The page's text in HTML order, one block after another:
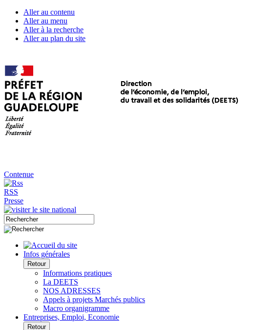
Aller au contenu
Aller au menu
Aller à la recherche
Aller au plan du site
Contenue
RSS
Presse
Infos générales
Retour
Informations pratiques
La DEETS
NOS ADRESSES
Appels à projets Marchés publics
Macro organigramme
Entreprises, Emploi, Economie
Retour